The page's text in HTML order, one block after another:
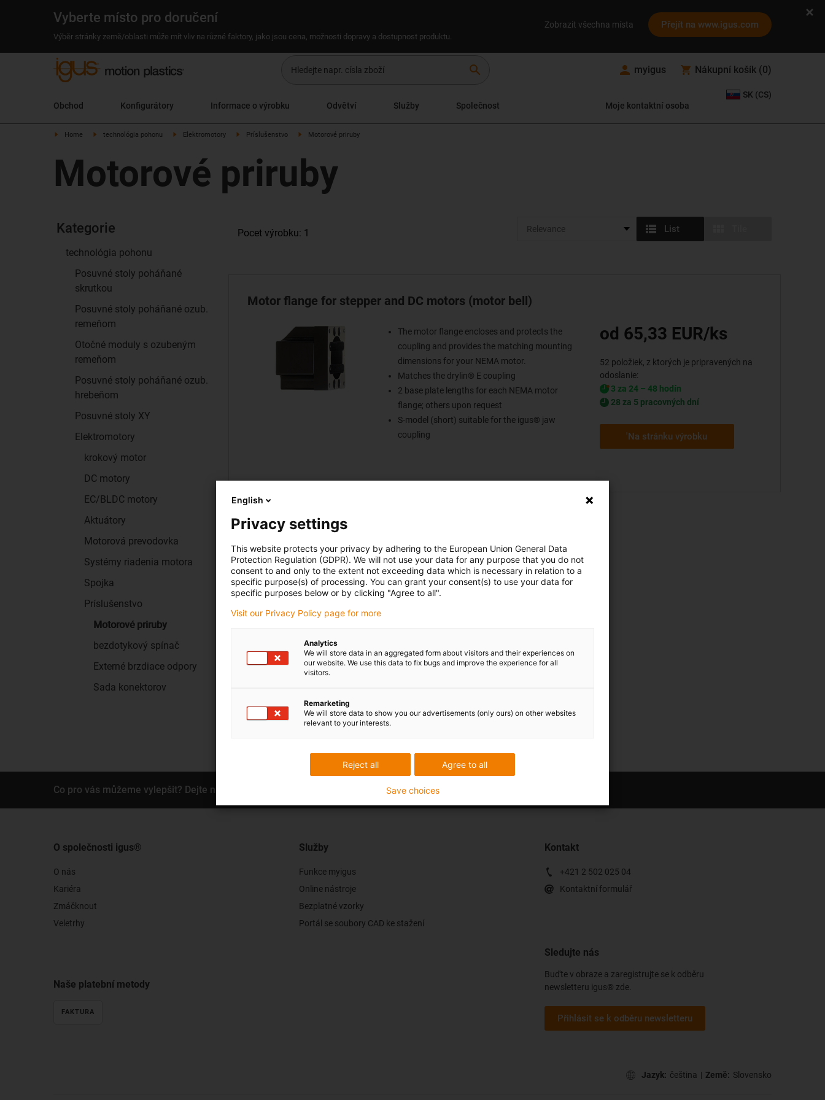
Vyberte místo pro doručení
Výběr stránky země/oblasti může mít vliv na různé faktory, jako jsou cena, možnosti dopravy a dostupnost produktu.
Zobrazit všechna místa Přejít na www.igus.com
search myigus Nákupní košík (0)
Obchod Konfigurátory Informace o výrobku Odvětví Služby Společnost Moje kontaktní osoba
SK (CS)
Home technológia pohonu Elektromotory Príslušenstvo Motorové priruby
Motorové priruby
Kategorie
technológia pohonu
Posuvné stoly poháňané
skrutkou
Posuvné stoly poháňané ozub.
remeňom
Otočné moduly s ozubeným
remeňom
Posuvné stoly poháňané ozub.
hrebeňom
Posuvné stoly XY
Elektromotory
krokový motor
DC motory
EC/BLDC motory
Aktuátory
Motorová prevodovka
Systémy riadenia motora
Spojka
Príslušenstvo
Motorové priruby
bezdotykový spínač
Externé brzdiace odpory
Sada konektorov
List
Pocet výrobku: 1
Motor flange for stepper and DC motors (motor bell)
The motor flange encloses and protects the
coupling and provides the matching mounting
dimensions for your NEMA motor.
Matches the drylin® E coupling
2 base plate lengths for each NEMA motor
flange; others upon request
S-model (short) suitable for the igus® jaw
coupling
od 65,33 EUR/ks
52 položiek, z ktorých je pripravených na
odoslanie:
3 za 24 – 48 hodín
28 za 5 pracovných dní
'Na stránku výrobku
Co pro vás můžeme vylepšit? Dejte nám zpětnou vazbu.
O společnosti igus®
O nás
Kariéra
Zmáčknout
Veletrhy
Služby
Funkce myigus
Online nástroje
Bezplatné vzorky
Portál se soubory CAD ke stažení
Kontakt
+421 2 502 025 04
Kontaktní formulář
Naše platební metody
FAKTURA
Sledujte nás
Buďte v obraze a zaregistrujte se k odběru
newsletteru igus® zde.
Přihlásit se k odběru newsletteru
Jazyk: čeština | Země: Slovensko
English
Privacy settings
This website protects your privacy by adhering to the European Union General Data
Protection Regulation (GDPR). We will not use your data for any purpose that you do not
consent to and only to the extent not exceeding data which is necessary in relation to a
specific purpose(s) of processing. You can grant your consent(s) to use your data for
specific purposes below or by clicking "Agree to all".
Visit our Privacy Policy page for more
Analytics
We will store data in an aggregated form about visitors and their experiences on
our website. We use this data to fix bugs and improve the experience for all
visitors.
Remarketing
We will store data to show you our advertisements (only ours) on other websites
relevant to your interests.
Agree to all
Reject all
Save choices